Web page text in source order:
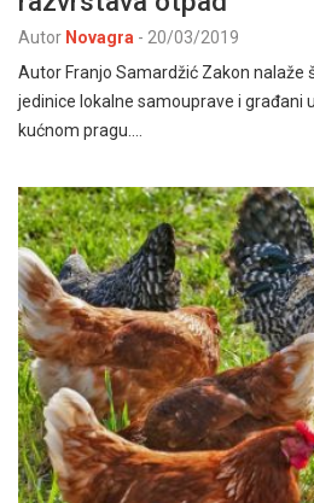
Autor Novagra - 20/03/2019
Autor Franjo Samardžić Zakon nalaže
jedinice lokalne samouprave i građani
kućnom pragu.…